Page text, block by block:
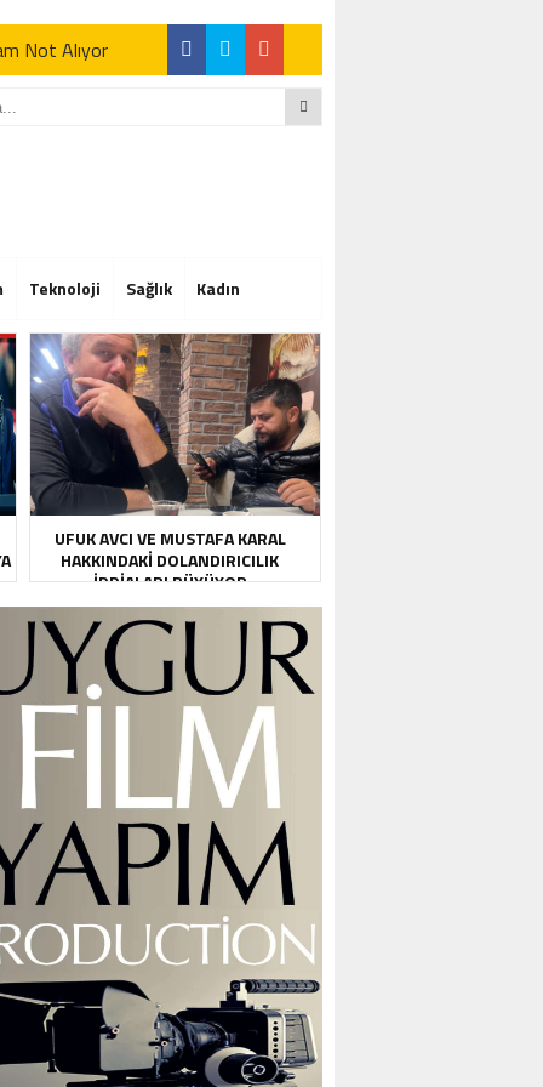
Not Alıyor
Not Alıyor
Teknoloji Sağlık Kadın
UFUK AVCI VE MUSTAFA KARAL
HAKKINDAKI DOLANDIRICILIK
İDDIALARI BÜYÜYOR